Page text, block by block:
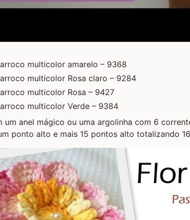
multicolor amarelo – 9368
multicolor Rosa claro – 9284
multicolor Rosa – 9427
multicolor Verde – 9384
um anel mágico ou uma argolinha com 6
ponto alto e mais 15 pontos alto totalizando